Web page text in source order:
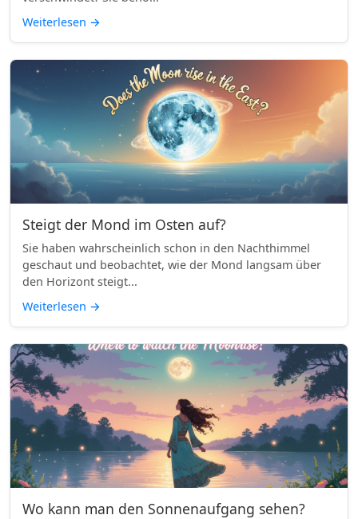
Weiterlesen →
Steigt der Mond im Osten auf?
Sie haben wahrscheinlich schon in den Nachthimmel
geschaut und beobachtet, wie der Mond langsam über
den Horizont steigt...
Weiterlesen →
Wo kann man den Sonnenaufgang sehen?